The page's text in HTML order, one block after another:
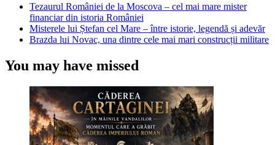
Tezaurul României de la Moscova – cel mai mare mister
financiar din istoria României
Misterele lui Ștefan cel Mare – între istorie, legendă și adevăr
Brazda lui Novac, una dintre cele mai mari construcții militare
You may have missed